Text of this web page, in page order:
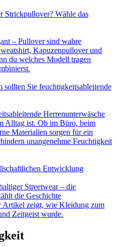
Strickpullover? Wähle das
– Pullover sind wahre
Kapuzenpullover und
du welches Modell tragen
Sie feuchtigkeitsableitende
Herrenunterwäsche
Alltag ist. Ob im Büro, beim
Materialien sorgen für ein
unangenehme Feuchtigkeit
Entwicklung
Streetwear – die
die Geschichte
Artikel zeigt, wie Kleidung zum
Zeitgeist wurde.